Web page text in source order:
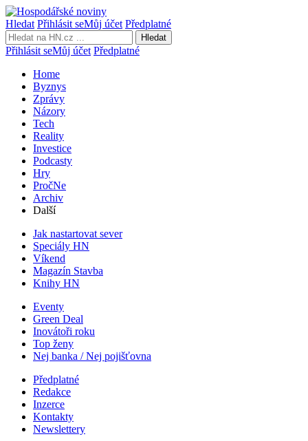
Hledat Přihlásit seMůj účet Předplatné
Hledat
Přihlásit seMůj účet Předplatné
Home
Byznys
Zprávy
Názory
Tech
Reality
Investice
Podcasty
Hry
PročNe
Archiv
Další
Jak nastartovat sever
Speciály HN
Víkend
Magazín Stavba
Knihy HN
Eventy
Green Deal
Inovátoři roku
Top ženy
Nej banka / Nej pojišťovna
Předplatné
Redakce
Inzerce
Kontakty
Newslettery